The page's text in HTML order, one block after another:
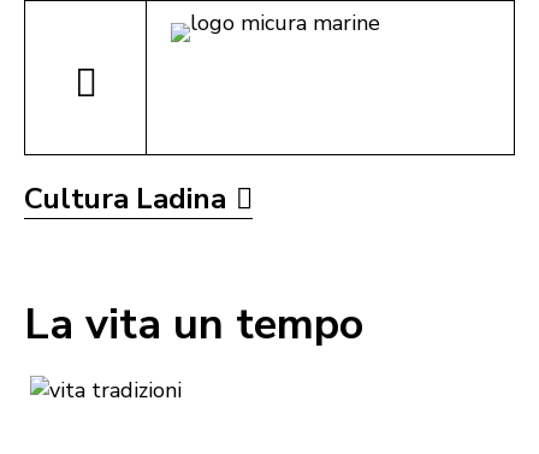
Cultura Ladina
La vita un tempo